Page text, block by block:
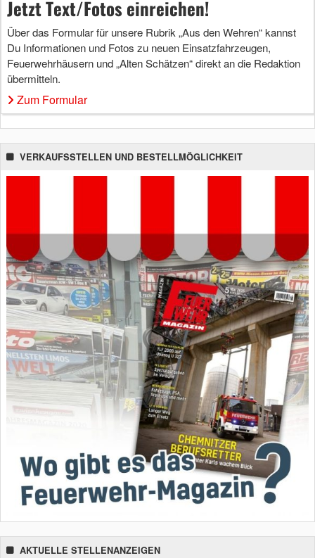
Jetzt Text/Fotos einreichen!
Über das Formular für unsere Rubrik „Aus den Wehren“ kannst
Du Informationen und Fotos zu neuen Einsatzfahrzeugen,
Feuerwehrhäusern und „Alten Schätzen“ direkt an die Redaktion
übermitteln.
Zum Formular
VERKAUFSSTELLEN UND BESTELLMÖGLICHKEIT
AKTUELLE STELLENANZEIGEN